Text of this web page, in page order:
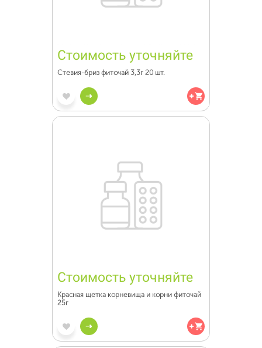
Стоимость уточняйте
Стевия-бриз фиточай 3,3г 20 шт.
Стоимость уточняйте
Красная щетка корневища и корни фиточай
25г